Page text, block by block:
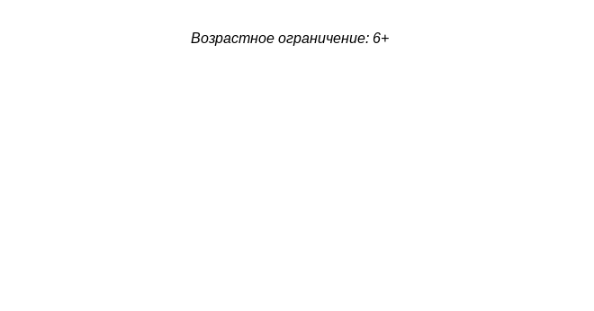
Возрастное ограничение: 6+